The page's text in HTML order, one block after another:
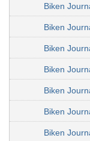
Biken
Biken
Biken
Biken
Biken
Biken
Biken